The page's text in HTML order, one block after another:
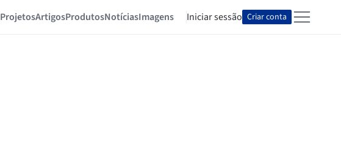
ProjetosArtigosProdutosNotíciasImagens Iniciar sessão Criar conta